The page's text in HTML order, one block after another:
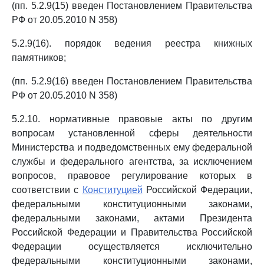
(пп. 5.2.9(15) введен Постановлением Правительства
РФ от 20.05.2010 N 358)
5.2.9(16). порядок ведения реестра книжных
памятников;
(пп. 5.2.9(16) введен Постановлением Правительства
РФ от 20.05.2010 N 358)
5.2.10. нормативные правовые акты по другим
вопросам установленной сферы деятельности
Министерства и подведомственных ему федеральной
службы и федерального агентства, за исключением
вопросов, правовое регулирование которых в
соответствии с Конституцией Российской Федерации,
федеральными конституционными законами,
федеральными законами, актами Президента
Российской Федерации и Правительства Российской
Федерации осуществляется исключительно
федеральными конституционными законами,